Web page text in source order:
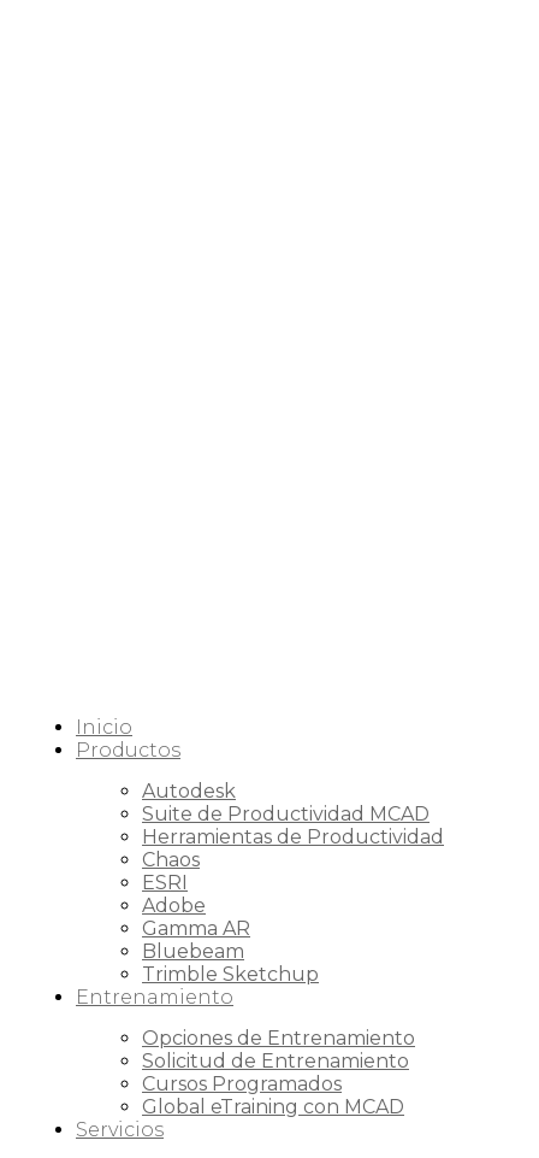
Inicio
Productos
Autodesk
Suite de Productividad MCAD
Herramientas de Productividad
Chaos
ESRI
Adobe
Gamma AR
Bluebeam
Trimble Sketchup
Entrenamiento
Opciones de Entrenamiento
Solicitud de Entrenamiento
Cursos Programados
Global eTraining con MCAD
Servicios